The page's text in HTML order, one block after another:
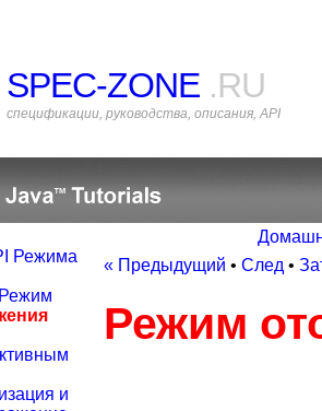
SPEC-ZONE .RU
спецификации, руководства, описания, API
Режима
и
« Предыдущий • След •
Режим